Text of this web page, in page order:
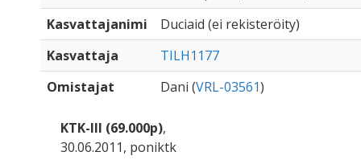
Kasvattajanimi
Duciaid (ei rekisteröity)
Kasvattaja
TILH1177
Omistajat
Dani (VRL-03561)
KTK-III (69.000p),
30.06.2011, poniktk